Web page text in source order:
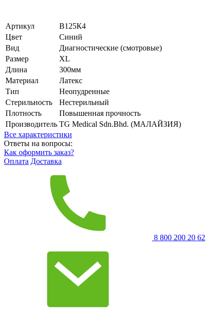
Артикул
B125К4
Цвет
Синий
Вид
Диагностические (смотровые)
Размер
XL
Длина
300мм
Материал
Латекс
Тип
Неопудренные
Стерильность
Нестерильный
Плотность
Повышенная прочность
Производитель TG Medical Sdn.Bhd. (МАЛАЙЗИЯ)
Все характеристики
Ответы на вопросы:
Как оформить заказ?
Оплата Доставка
8 800 200 20 62